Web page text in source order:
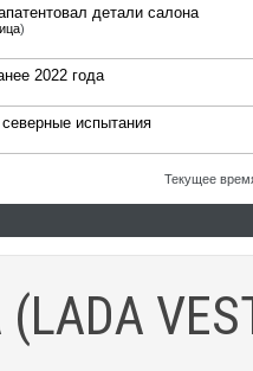
детали салона
)
2022 года
испытания
Текущее